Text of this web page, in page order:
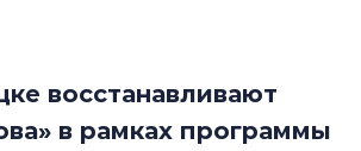
восстанавливают
в рамках программы